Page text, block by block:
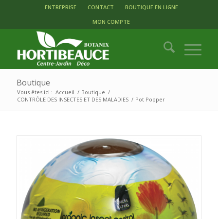
ENTREPRISE CONTACT
BOUTIQUE EN LIGNE
MON COMPTE
Boutique
Vous êtes ici : Accueil / Boutique /
CONTRÔLE DES INSECTES ET DES MALADIES / Pot Popper